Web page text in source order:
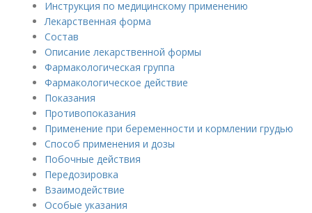
Инструкция по медицинскому применению
Лекарственная форма
Состав
Описание лекарственной формы
Фармакологическая группа
Фармакологическое действие
Показания
Противопоказания
Применение при беременности и кормлении грудью
Способ применения и дозы
Побочные действия
Передозировка
Взаимодействие
Особые указания